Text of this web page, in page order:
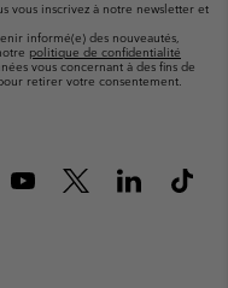
vous inscrivez à notre newsletter et
informé(e) des nouveautés,
politique de confidentialité
vous concernant à des fins de
retirer votre consentement.